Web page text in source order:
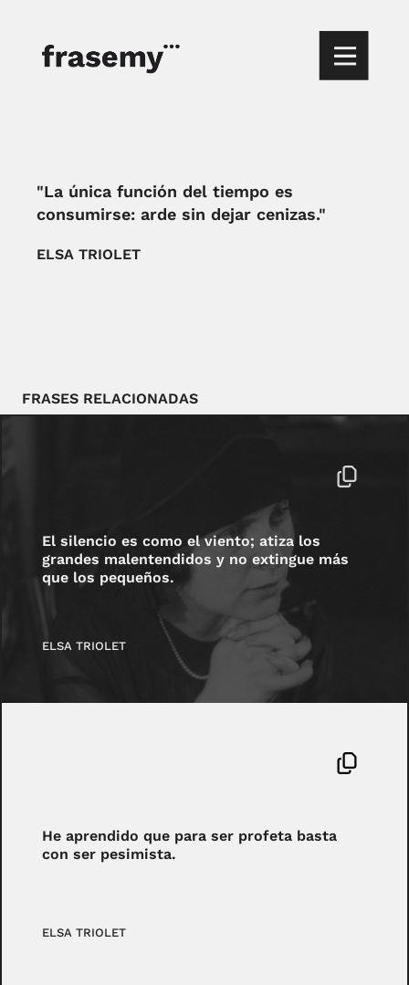
"La única función del tiempo es
consumirse: arde sin dejar cenizas."
ELSA TRIOLET
FRASES RELACIONADAS
El silencio es como el viento; atiza los
grandes malentendidos y no extingue más
que los pequeños.
ELSA TRIOLET
He aprendido que para ser profeta basta
con ser pesimista.
ELSA TRIOLET